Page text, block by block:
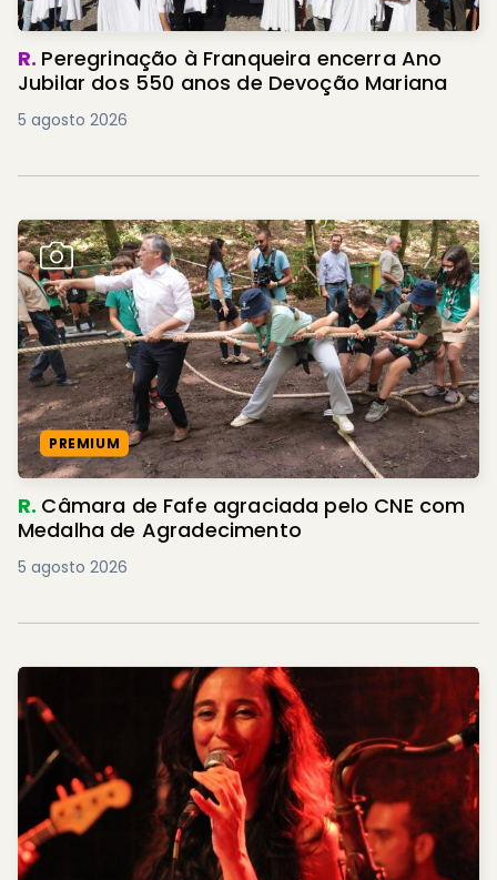
R. Peregrinação à Franqueira encerra Ano
Jubilar dos 550 anos de Devoção Mariana
5 agosto 2026
PREMIUM
R. Câmara de Fafe agraciada pelo CNE com
Medalha de Agradecimento
5 agosto 2026